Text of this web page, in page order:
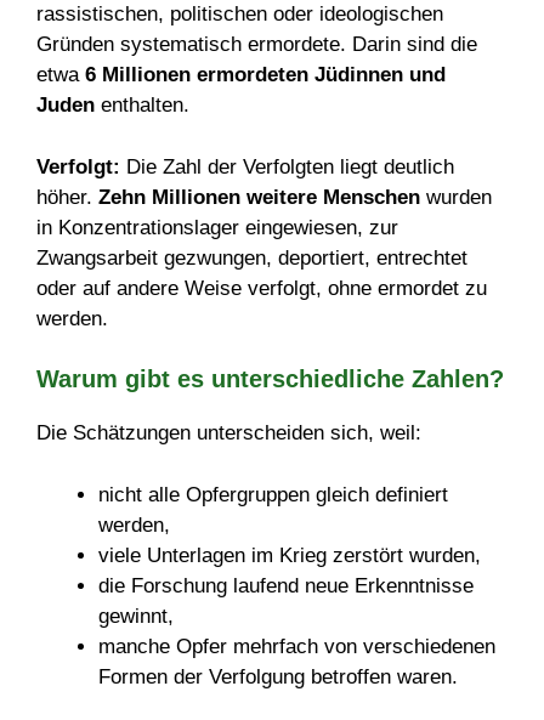
rassistischen, politischen oder ideologischen
Gründen systematisch ermordete. Darin sind die
etwa 6 Millionen ermordeten Jüdinnen und
Juden enthalten.
Verfolgt: Die Zahl der Verfolgten liegt deutlich
höher. Zehn Millionen weitere Menschen wurden
in Konzentrationslager eingewiesen, zur
Zwangsarbeit gezwungen, deportiert, entrechtet
oder auf andere Weise verfolgt, ohne ermordet zu
werden.
Warum gibt es unterschiedliche Zahlen?
Die Schätzungen unterscheiden sich, weil:
nicht alle Opfergruppen gleich definiert
werden,
viele Unterlagen im Krieg zerstört wurden,
die Forschung laufend neue Erkenntnisse
gewinnt,
manche Opfer mehrfach von verschiedenen
Formen der Verfolgung betroffen waren.